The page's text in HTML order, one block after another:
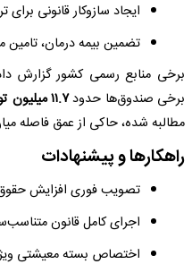
ایجاد سازوکار قانونی برای
تضمین بیمه درمان،
برخی منابع رسمی کشور گزارش
برخی صندوق‌ها حدود۱۱.۷ میلیون تومان
مطالبه شده، حاکی از عمق فاصله
راهکارها و پیشنهادات
تصویب فوری افزایش
اجرای کامل قانون
اختصاص بسته معیشتی